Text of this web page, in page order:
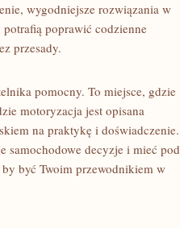
wygodniejsze rozwiązania w
poprawić codzienne
przesady.
pomocny. To miejsce, gdzie
motoryzacja jest opisana
na praktykę i doświadczenie.
samochodowe decyzje i mieć pod
być Twoim przewodnikiem w